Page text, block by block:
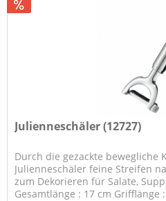
Julienneschäler (12727)
Durch die gezackte bewegliche
Julienneschäler feine Streifen
zum Dekorieren für Salate,
Gesamtlänge : 17 cm Grifflänge